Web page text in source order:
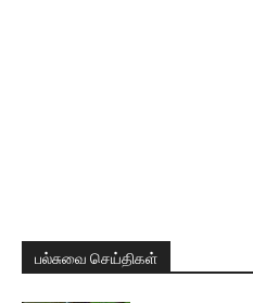
பல்சுவை செய்திகள்